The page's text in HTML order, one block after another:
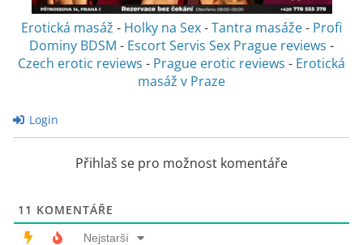
Erotická masáž - Holky na Sex-Tantra masáže- Profi
Dominy BDSM - Escort Servis Sex Prague reviews -
Czech erotic reviews - Prague erotic reviews - Erotická
masáž v Praze
Login
Přihlaš se pro možnost komentáře
11 KOMENTÁŘE
Nejstarší